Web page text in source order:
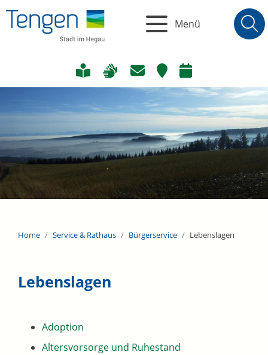
Menü
Home Service & Rathaus Bürgerservice Lebenslagen
Lebenslagen
Adoption
Altersvorsorge und Ruhestand